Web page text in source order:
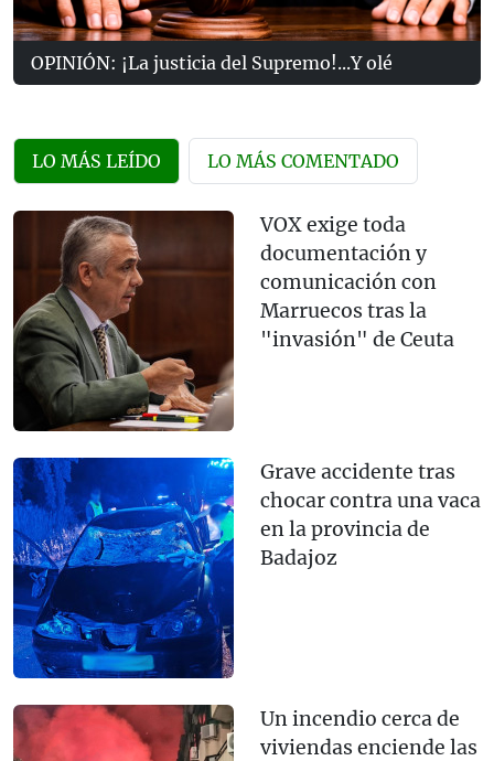
OPINIÓN: ¡La justicia del Supremo!...Y olé
LO MÁS LEÍDO LO MÁS COMENTADO
VOX exige toda
documentación y
comunicación con
Marruecos tras la
"invasión" de Ceuta
Grave accidente tras
chocar contra una vaca
en la provincia de
Badajoz
Un incendio cerca de
viviendas enciende las